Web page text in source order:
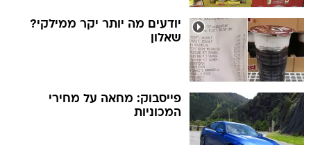
יודעים מה יותר יקר ממילקי?
שאלון
פייסבוק: מחאה על מחירי
המכוניות